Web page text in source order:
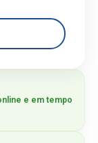
e em tempo